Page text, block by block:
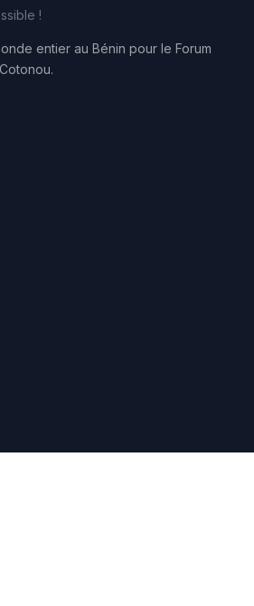
!
entier au Bénin pour le Forum